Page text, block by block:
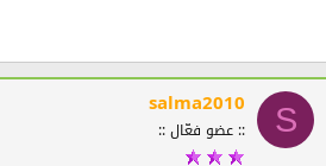
S
salma2010
:: عضو فعّال ::